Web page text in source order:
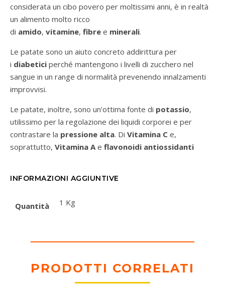
considerata un cibo povero per moltissimi anni, è in realtà
un alimento molto ricco
di amido, vitamine, fibre e minerali.
Le patate sono un aiuto concreto addirittura per
i diabetici perché mantengono i livelli di zucchero nel
sangue in un range di normalità prevenendo innalzamenti
improvvisi.
Le patate, inoltre, sono un’ottima fonte di potassio,
utilissimo per la regolazione dei liquidi corporei e per
contrastare la pressione alta. Di Vitamina C e,
soprattutto, Vitamina Ae flavonoidi antiossidanti
INFORMAZIONI AGGIUNTIVE
Quantità 1 Kg
PRODOTTI CORRELATI